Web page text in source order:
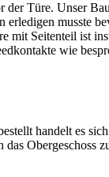
Türe. Unser
musste
mit Seitenteil ist
wie
handelt es